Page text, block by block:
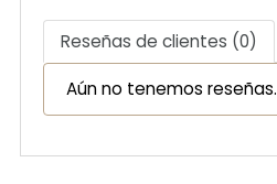
Reseñas de clientes (0)
Aún no tenemos reseñas.